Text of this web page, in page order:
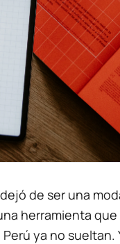
dejó de ser una
herramienta que
ya no sueltan.